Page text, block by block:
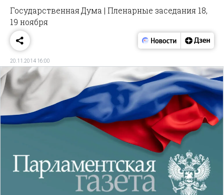
Государственная Дума | Пленарные заседания 18,
19 ноября
20.11.2014 16:00